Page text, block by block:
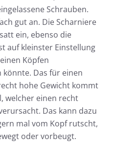
Schrauben.
gut an. Die Scharniere
ein, ebenso die
auf kleinster Einstellung
Köpfen
Das für einen
hohe Gewicht kommt
welcher einen recht
Das kann dazu
mal vom Kopf rutscht,
oder vorbeugt.